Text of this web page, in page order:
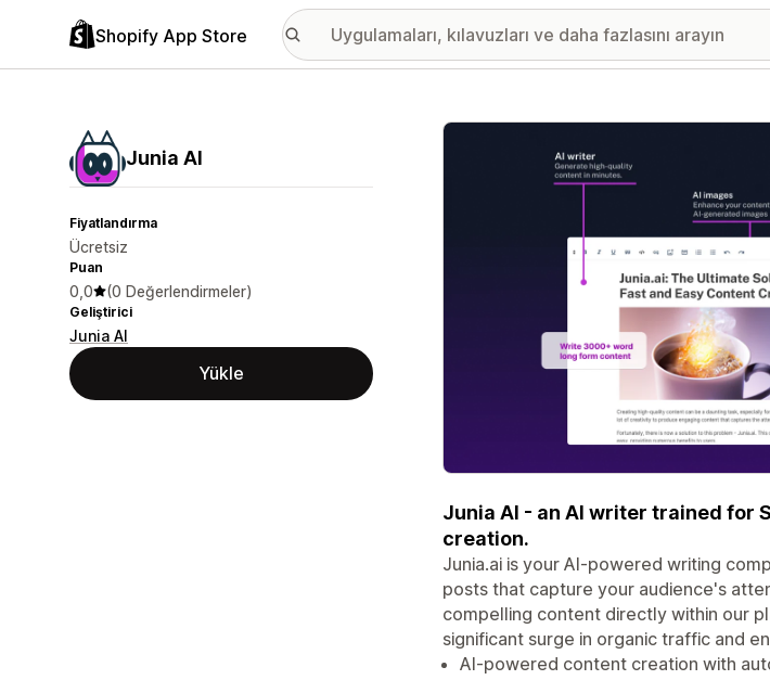
Shopify App Store
Junia AI
Fiyatlandırma
Ücretsiz
Puan
0,0 (0 Değerlendirmeler)
Geliştirici
Junia AI
Yükle
Öne çıkan görsel galerisi
Junia AI - an AI writer trained for
creation.
Junia.ai is your AI-powered writing
posts that capture your audience's
compelling content directly within our
significant surge in organic traffic and
AI-powered content creation with